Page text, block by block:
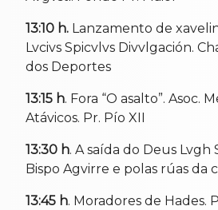
13:10 h. Lanzamento de
Lvcivs Spicvlvs Divvlgación.
dos Deportes
13:15 h. Fora “O asalto”. Asoc.
Atávicos. Pr. Pío XII
13:30 h. A saída do Deus Lvgh
Bispo Agvirre e polas rúas da
13:45 h. Moradores de Hades.